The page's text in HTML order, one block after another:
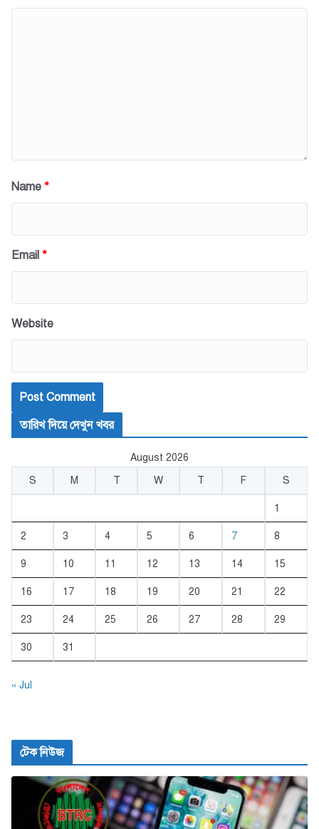
Name *
Email *
Website
তারিখ দিয়ে দেখুন খবর
August 2026
S
M T W T F S
1
2 3 4 5 6 7 8
9 10 11 12 13 14 15
16 17 18 19 20 21 22
23 24 25 26 27 28 29
30 31
« Jul
টেক নিউজ